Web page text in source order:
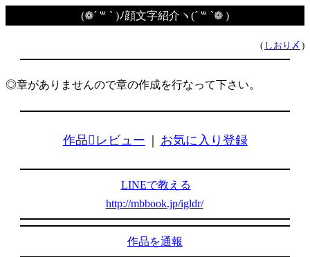
(❁´ ꒳ ` )ﾉ顔文字紹介ヽ(´ ꒳ `❁ )
( しおり〆 )
◎章がありませんので章の作成を行なって下さい。
作品レビュー お気に入り登録
LINEで教える
http://mbbook.jp/igldr/
作品を通報